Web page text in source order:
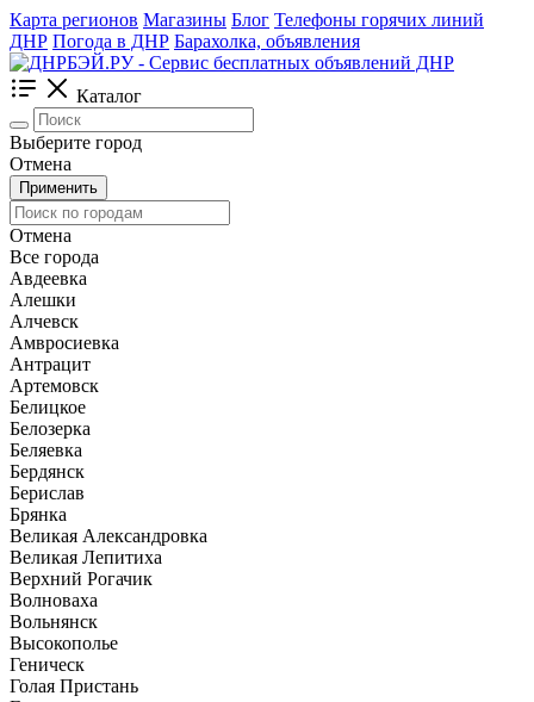
Карта регионов Магазины Блог Телефоны горячих линий
ДНР Погода в ДНР Барахолка, объявления
Каталог
Выберите город
Отмена
Применить
Отмена
Все города
Авдеевка
Алешки
Алчевск
Амвросиевка
Антрацит
Артемовск
Белицкое
Белозерка
Беляевка
Бердянск
Берислав
Брянка
Великая Александровка
Великая Лепитиха
Верхний Рогачик
Волноваха
Вольнянск
Высокополье
Геническ
Голая Пристань